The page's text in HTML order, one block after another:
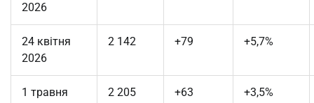
2026
24 квітня
2026
2 142 +79 +5,7%
1 травня
2 205 +63 +3,5%